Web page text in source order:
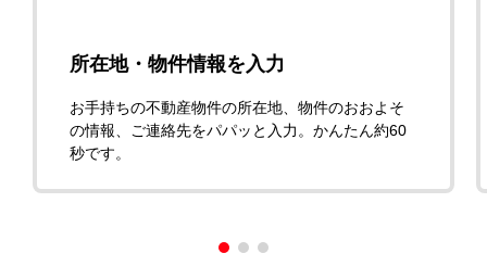
所在地・物件情報を入力
お手持ちの不動産物件の所在地、物件のおおよそ
の情報、ご連絡先をパパッと入力。かんたん約60
秒です。